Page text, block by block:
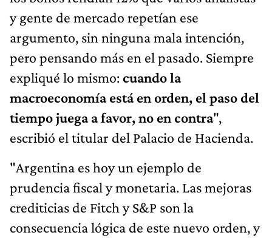
y gente de mercado repetían ese
argumento, sin ninguna mala intención,
pero pensando más en el pasado. Siempre
expliqué lo mismo:cuando la
macroeconomía está en orden, el paso del
tiempo juega a favor, no en contra",
escribió el titular del Palacio de Hacienda.
"Argentina es hoy un ejemplo de
prudencia fiscal y monetaria. Las mejoras
crediticias de Fitch y S&P son la
consecuencia lógica de este nuevo orden, y